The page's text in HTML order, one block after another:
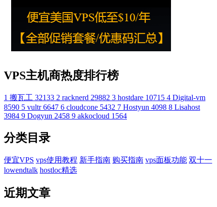
VPS主机商热度排行榜
1 搬瓦工 32133 2 racknerd 29882 3 hostdare 10715 4 Digital-vm
8590 5 vultr 6647 6 cloudcone 5432 7 Hostyun 4098 8 Lisahost
3984 9 Dogyun 2458 9 akkocloud 1564
分类目录
便宜VPS vps使用教程 新手指南 购买指南 vps面板功能 双十一
lowendtalk hostloc精选
近期文章